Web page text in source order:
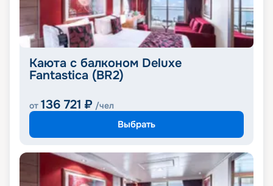
Каюта с балконом Deluxe
Fantastica (BR2)
от 136 721 ₽ /чел
Выбрать